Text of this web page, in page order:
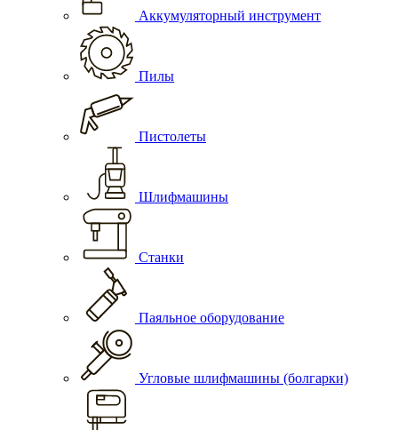
Аккумуляторный инструмент
Пилы
Пистолеты
Шлифмашины
Станки
Паяльное оборудование
Угловые шлифмашины (болгарки)